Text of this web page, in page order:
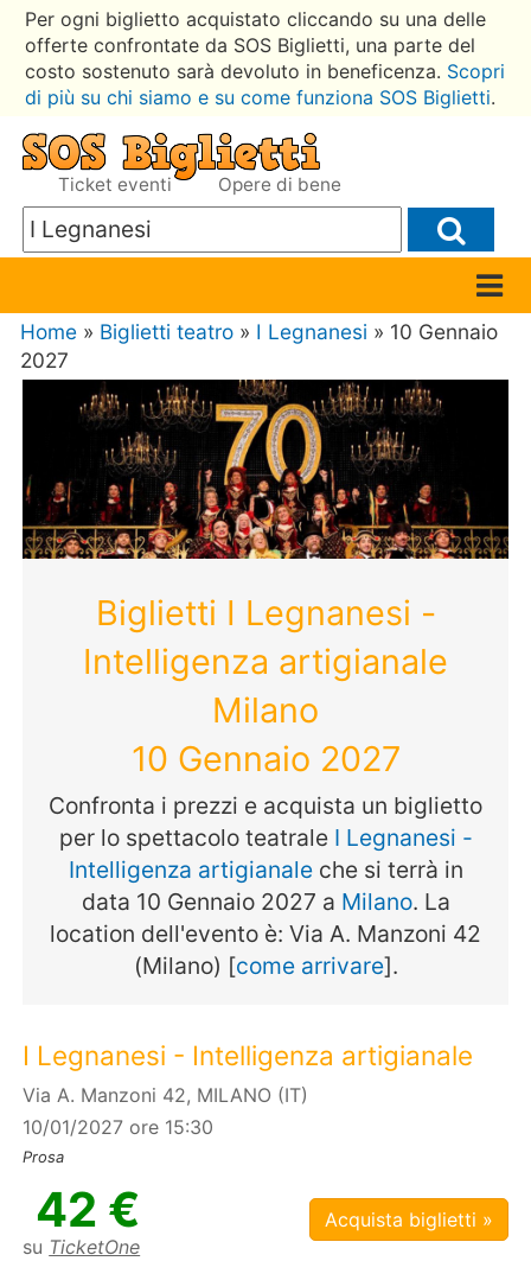
Per ogni biglietto acquistato cliccando su una delle
offerte confrontate da SOS Biglietti, una parte del
costo sostenuto sarà devoluto in beneficenza. Scopri
di più su chi siamo e su come funziona SOS Biglietti.
Ticket eventi Opere di bene
Home » Biglietti teatro » I Legnanesi » 10 Gennaio
2027
Biglietti I Legnanesi -
Intelligenza artigianale
Milano
10 Gennaio 2027
Confronta i prezzi e acquista un biglietto
per lo spettacolo teatrale I Legnanesi -
Intelligenza artigianaleche si terrà in
data 10 Gennaio 2027 a Milano. La
location dell'evento è: Via A. Manzoni 42
(Milano) [come arrivare].
I Legnanesi - Intelligenza artigianale
Via A. Manzoni 42, MILANO (IT)
10/01/2027 ore 15:30
Prosa
42 €
su TicketOne
Acquista biglietti »